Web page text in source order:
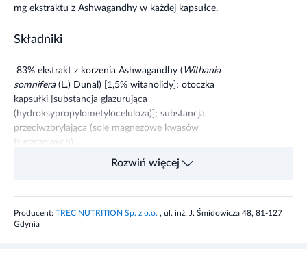
mg ekstraktu z Ashwagandhy w każdej kapsułce.
Składniki
83% ekstrakt z korzenia Ashwagandhy ( Withania
somnifera(L.) Dunal) [1,5% witanolidy]; otoczka
kapsułki [substancja glazurująca
(hydroksypropylometyloceluloza)]; substancja
przeciwzbrylająca (sole magnezowe kwasów
tłuszczowych).
Składniki
Rozwiń więcej
Producent: TREC NUTRITION Sp. z o.o. , ul. inż. J. Śmidowicza 48, 81-127
Gdynia